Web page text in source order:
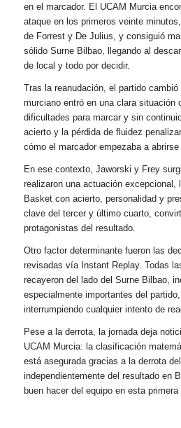
en el marcador. El UCAM Murcia
ataque en los primeros veinte
de Forrest y De Julius, y consiguió
sólido Surne Bilbao, llegando al
de local y todo por decidir.
Tras la reanudación, el partido
murciano entró en una clara situación
dificultades para marcar y sin
acierto y la pérdida de fluidez
cómo el marcador empezaba a
En ese contexto, Jaworski y Frey
realizaron una actuación excepcional,
Basket con acierto, personalidad y
clave del tercer y último cuarto,
protagonistas del resultado.
Otro factor determinante fueron las
revisadas vía Instant Replay. Todas
recayeron del lado del Surne Bilbao,
especialmente importantes del
interrumpiendo cualquier intento de
Pese a la derrota, la jornada deja
UCAM Murcia: la clasificación
está asegurada gracias a la derrota
independientemente del resultado en
buen hacer del equipo en esta